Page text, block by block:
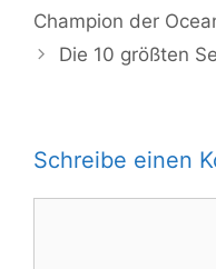
Champion der
Die 10 größten
Schreibe einen